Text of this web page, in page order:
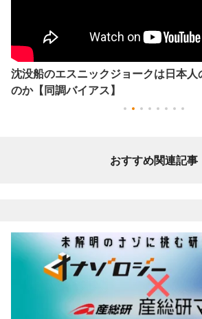
沈没船のエスニックジョークは日本
のか【同調バイアス】
おすすめ関連記事